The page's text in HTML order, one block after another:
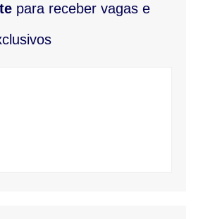
​ para receber vagas e